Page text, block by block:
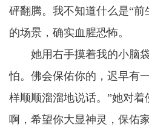
砰翻腾。我不知道什么是“
的场景，确实血腥恐怖。
她用右手摸着我的小脑袋
怕。佛会保佑你的，迟早有
样顺顺溜溜地说话。”她对着
啊，希望你大显神灵，保佑